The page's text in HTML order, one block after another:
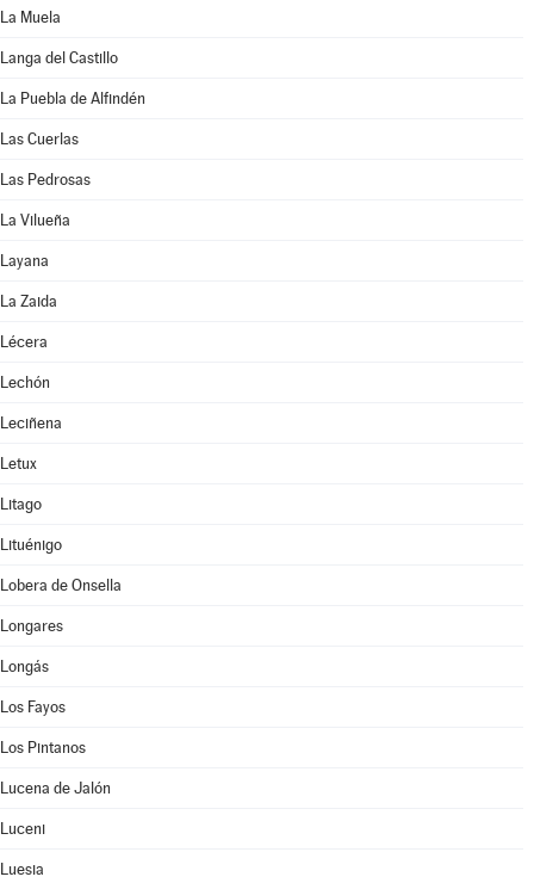
La Muela
Langa del Castillo
La Puebla de Alfindén
Las Cuerlas
Las Pedrosas
La Vilueña
Layana
La Zaida
Lécera
Lechón
Leciñena
Letux
Litago
Lituénigo
Lobera de Onsella
Longares
Longás
Los Fayos
Los Pintanos
Lucena de Jalón
Luceni
Luesia